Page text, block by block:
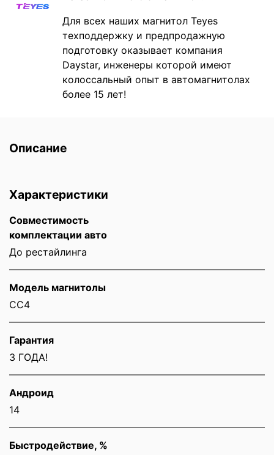
Для всех наших магнитол Teyes
техподдержку и предпродажную
подготовку оказывает компания
Daystar, инженеры которой имеют
колоссальный опыт в автомагнитолах
более 15 лет!
Описание
Характеристики
Совместимость
комплектации авто
До рестайлинга
Модель магнитолы
CC4
Гарантия
3 ГОДА!
Андроид
14
Быстродействие, %